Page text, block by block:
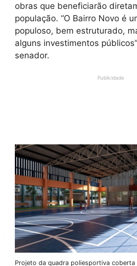
obras que beneficiarão
população. “O Bairro Novo é
populoso, bem estruturado,
alguns investimentos
senador.
Publicidade
Projeto da quadra poliesportiva coberta